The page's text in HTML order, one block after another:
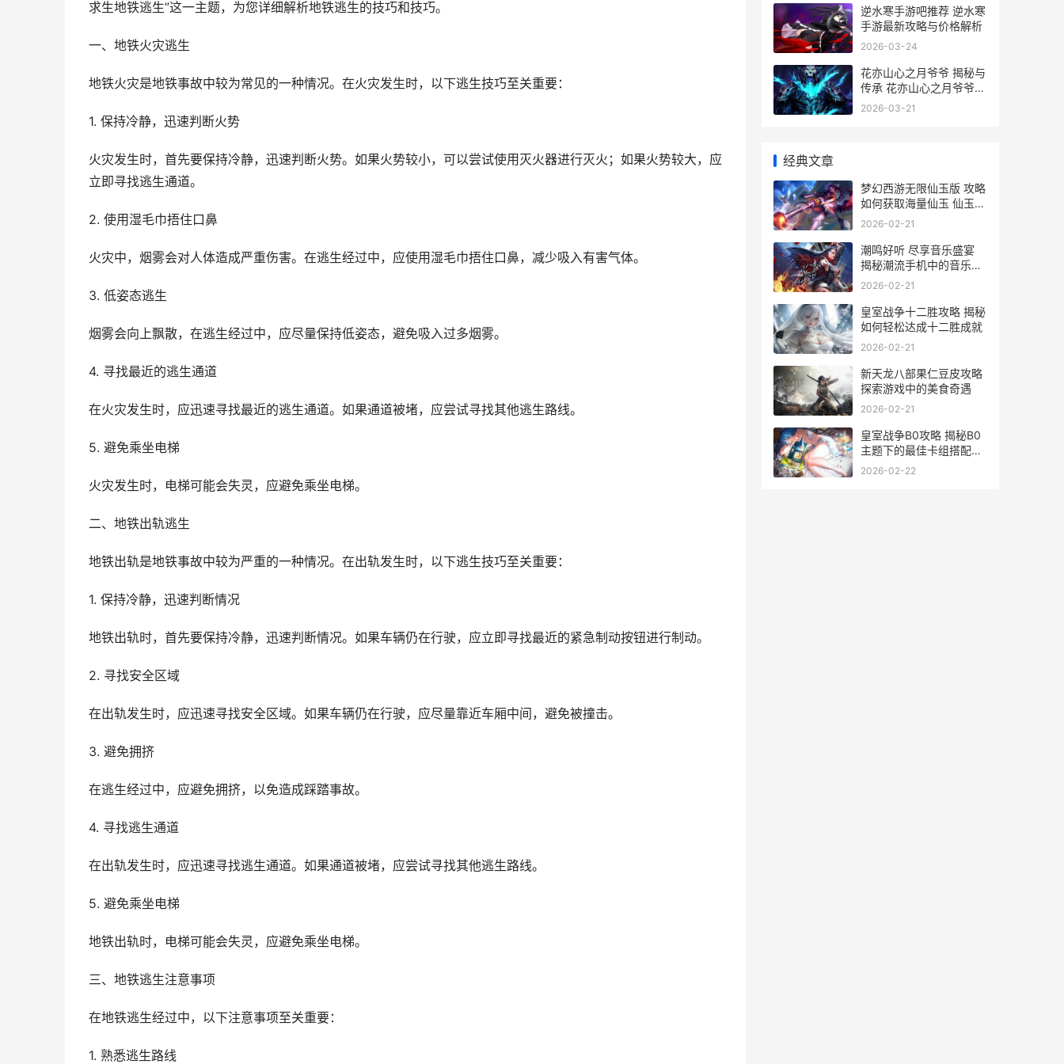
求生地铁逃生”这一主题，为您详细解析地铁逃生的技巧和技巧。
一、地铁火灾逃生
地铁火灾是地铁事故中较为常见的一种情况。在火灾发生时，以下逃生技巧至关重要：
1. 保持冷静，迅速判断火势
火灾发生时，首先要保持冷静，迅速判断火势。如果火势较小，可以尝试使用灭火器进行灭火；如果火势较大，应
立即寻找逃生通道。
2. 使用湿毛巾捂住口鼻
火灾中，烟雾会对人体造成严重伤害。在逃生经过中，应使用湿毛巾捂住口鼻，减少吸入有害气体。
3. 低姿态逃生
烟雾会向上飘散，在逃生经过中，应尽量保持低姿态，避免吸入过多烟雾。
4. 寻找最近的逃生通道
在火灾发生时，应迅速寻找最近的逃生通道。如果通道被堵，应尝试寻找其他逃生路线。
5. 避免乘坐电梯
火灾发生时，电梯可能会失灵，应避免乘坐电梯。
二、地铁出轨逃生
地铁出轨是地铁事故中较为严重的一种情况。在出轨发生时，以下逃生技巧至关重要：
1. 保持冷静，迅速判断情况
地铁出轨时，首先要保持冷静，迅速判断情况。如果车辆仍在行驶，应立即寻找最近的紧急制动按钮进行制动。
2. 寻找安全区域
在出轨发生时，应迅速寻找安全区域。如果车辆仍在行驶，应尽量靠近车厢中间，避免被撞击。
3. 避免拥挤
在逃生经过中，应避免拥挤，以免造成踩踏事故。
4. 寻找逃生通道
在出轨发生时，应迅速寻找逃生通道。如果通道被堵，应尝试寻找其他逃生路线。
5. 避免乘坐电梯
地铁出轨时，电梯可能会失灵，应避免乘坐电梯。
三、地铁逃生注意事项
在地铁逃生经过中，以下注意事项至关重要：
1. 熟悉逃生路线
逆水寒手游吧推荐 逆水寒
手游最新攻略与价格解析
2026-03-24
花亦山心之月爷爷 揭秘与
传承 花亦山心之月爷爷的
故事与价值
2026-03-21
经典文章
梦幻西游无限仙玉版 攻略
如何获取海量仙玉 仙玉版
价格解析与使用技巧
2026-02-21
潮鸣好听 尽享音乐盛宴
揭秘潮流手机中的音乐神
器价格解析
2026-02-21
皇室战争十二胜攻略 揭秘
如何轻松达成十二胜成就
2026-02-21
新天龙八部果仁豆皮攻略
探索游戏中的美食奇遇
2026-02-21
皇室战争B0攻略 揭秘B0
主题下的最佳卡组搭配与
战术运用
2026-02-22